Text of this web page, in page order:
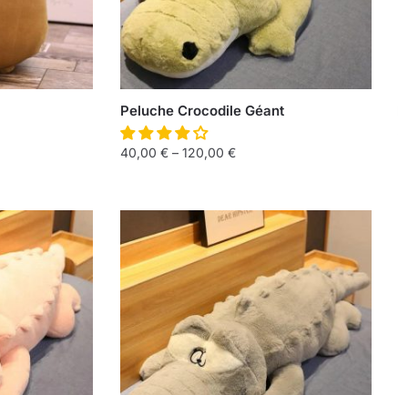
Peluche Crocodile Géant
40,00 € – 120,00 €